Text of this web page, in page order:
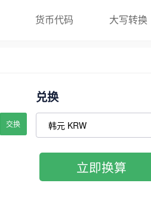
货币代码 大写转换
交换
兑换
立即换算